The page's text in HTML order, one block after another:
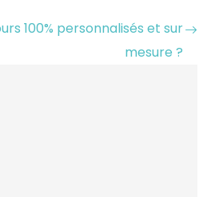
100% personnalisés et sur
mesure ?